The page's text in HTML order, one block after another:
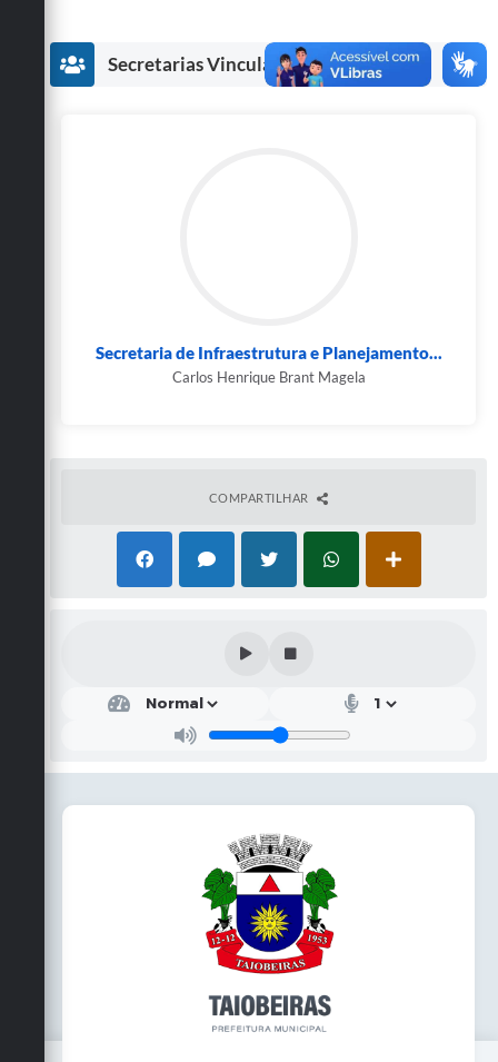
SecretariasSecretarias Vinculadas
Secretaria de Infraestrutura e Planejamento...
Carlos Henrique Brant Magela
COMPARTILHAR